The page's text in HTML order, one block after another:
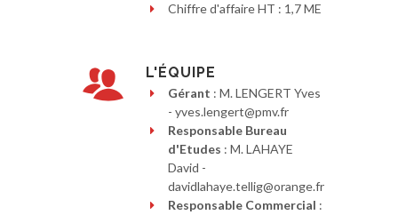
Chiffre d'affaire HT : 1,7 ME
L'ÉQUIPE
Gérant : M. LENGERT Yves
- yves.lengert@pmv.fr
Responsable Bureau
d'Etudes : M. LAHAYE
David -
davidlahaye.tellig@orange.fr
Responsable Commercial :